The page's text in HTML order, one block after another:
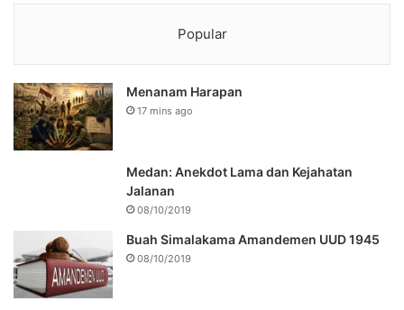
Popular
Menanam Harapan
17 mins ago
Medan: Anekdot Lama dan Kejahatan
Jalanan
08/10/2019
Buah Simalakama Amandemen UUD 1945
08/10/2019